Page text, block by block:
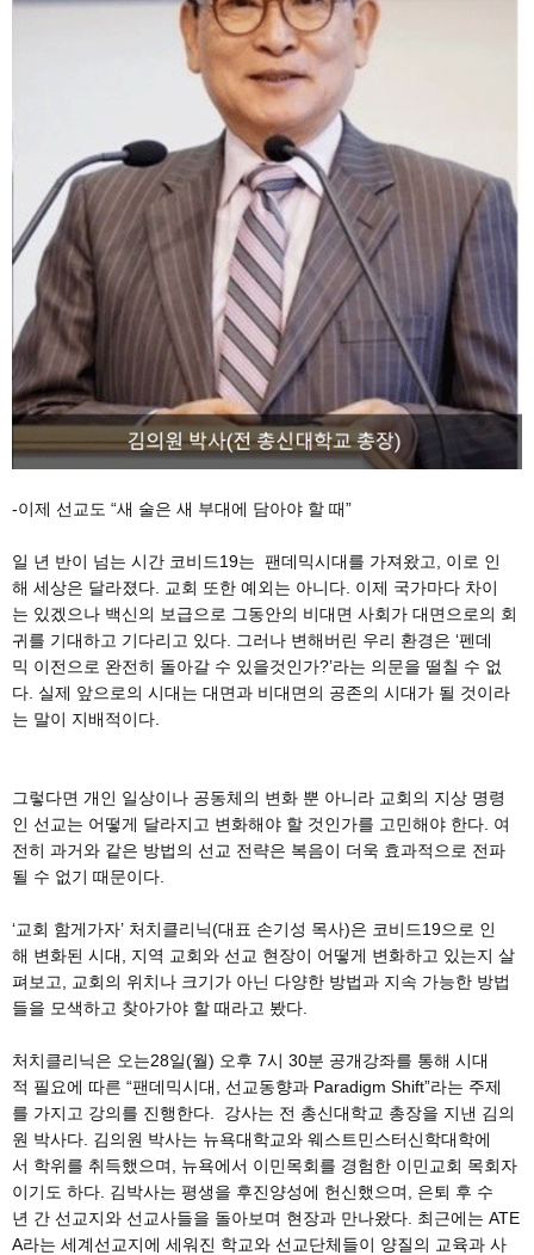
-이제 선교도 “새 술은 새 부대에 담아야 할 때”
일 년 반이 넘는 시간 코비드19는 팬데믹시대를 가져왔고, 이로 인
해 세상은 달라졌다. 교회 또한 예외는 아니다. 이제 국가마다 차이
는 있겠으나 백신의 보급으로 그동안의 비대면 사회가 대면으로의 회
귀를 기대하고 기다리고 있다. 그러나 변해버린 우리 환경은 ‘펜데
믹 이전으로 완전히 돌아갈 수 있을것인가?’라는 의문을 떨칠 수 없
다. 실제 앞으로의 시대는 대면과 비대면의 공존의 시대가 될 것이라
는 말이 지배적이다.
그렇다면 개인 일상이나 공동체의 변화 뿐 아니라 교회의 지상 명령
인 선교는 어떻게 달라지고 변화해야 할 것인가를 고민해야 한다. 여
전히 과거와 같은 방법의 선교 전략은 복음이 더욱 효과적으로 전파
될 수 없기 때문이다.
‘교회 함게가자’ 처치클리닉(대표 손기성 목사)은 코비드19으로 인
해 변화된 시대, 지역 교회와 선교 현장이 어떻게 변화하고 있는지 살
펴보고, 교회의 위치나 크기가 아닌 다양한 방법과 지속 가능한 방법
들을 모색하고 찾아가야 할 때라고 봤다.
처치클리닉은 오는28일(월) 오후 7시 30분 공개강좌를 통해 시대
적 필요에 따른 “팬데믹시대, 선교동향과 Paradigm Shift”라는 주제
를 가지고 강의를 진행한다. 강사는 전 총신대학교 총장을 지낸 김의
원 박사다. 김의원 박사는 뉴욕대학교와 웨스트민스터신학대학에
서 학위를 취득했으며, 뉴욕에서 이민목회를 경험한 이민교회 목회자
이기도 하다. 김박사는 평생을 후진양성에 헌신했으며, 은퇴 후 수
년 간 선교지와 선교사들을 돌아보며 현장과 만나왔다. 최근에는 ATE
A라는 세계선교지에 세워진 학교와 선교단체들이 양질의 교육과 사